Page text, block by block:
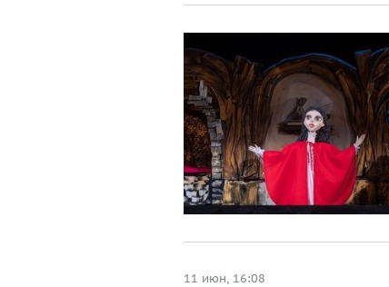
11 июн, 16:08